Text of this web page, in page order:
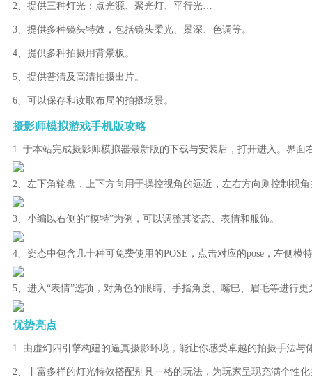
2、提供三种灯光：点光源、聚光灯、平行光…
3、提供多种镜头特效，包括镜头柔光、景深、色调等。
4、提供多种拍摄用背景板。
5、提供普清及高清拍摄出片。
6、可以保存和读取布局的拍摄场景。
摄影师模拟游戏手机版攻略
1. 于本站完成摄影师模拟器最新版的下载与安装后，打开进入。界
2、左下角轮盘，上下方向用于操控视角的远近，左右方向则控制视
3、小编以右侧的“模特”为例，可以调整其姿态、表情和服饰。
4、姿态中包含几十种可免费使用的POSE，点击对应的pose，左侧模
5、进入“表情”选项，对角色的眼睛、手指角度、嘴巴、眉毛等进行
优势亮点
1. 由虚幻四引擎构建的逼真摄影环境，能让你感受卓越的拍摄手法与
2、丰富多样的灯光特效搭配别具一格的玩法，为玩家呈现充满个性